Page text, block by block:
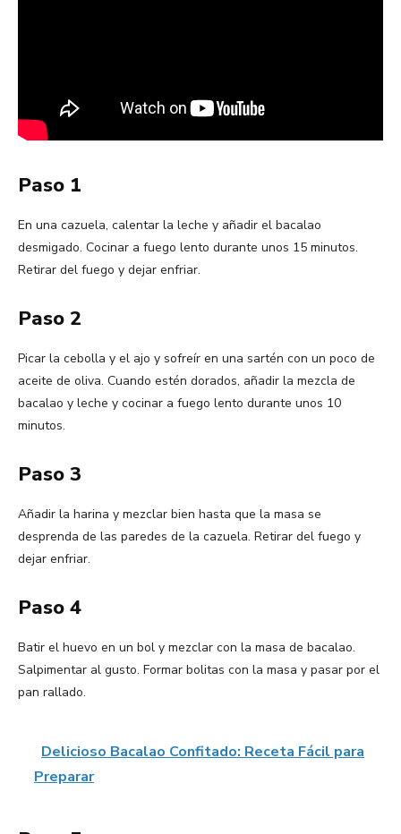
Paso 1
En una cazuela, calentar la leche y añadir el bacalao
desmigado. Cocinar a fuego lento durante unos 15 minutos.
Retirar del fuego y dejar enfriar.
Paso 2
Picar la cebolla y el ajo y sofreír en una sartén con un poco de
aceite de oliva. Cuando estén dorados, añadir la mezcla de
bacalao y leche y cocinar a fuego lento durante unos 10
minutos.
Paso 3
Añadir la harina y mezclar bien hasta que la masa se
desprenda de las paredes de la cazuela. Retirar del fuego y
dejar enfriar.
Paso 4
Batir el huevo en un bol y mezclar con la masa de bacalao.
Salpimentar al gusto. Formar bolitas con la masa y pasar por el
pan rallado.
Delicioso Bacalao Confitado: Receta Fácil para
Preparar